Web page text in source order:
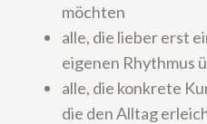
möchten
alle, die lieber erst
eigenen Rhythmus
alle, die konkrete
die den Alltag